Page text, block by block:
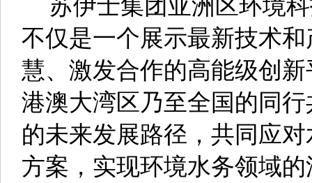
不仅是一个展示最新技术
慧、激发合作的高能级创
港澳大湾区乃至全国的同
的未来发展路径，共同应
方案，实现环境水务领域